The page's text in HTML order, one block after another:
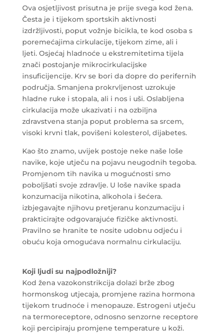
Ova osjetljivost prisutna je prije svega kod žena.
Česta je i tijekom sportskih aktivnosti
izdržljivosti, poput vožnje bicikla, te kod osoba s
poremećajima cirkulacije, tijekom zime, ali i
ljeti. Osjećaj hladnoće u ekstremitetima tijela
znači postojanje mikrocirkulacijske
insuficijencije. Krv se bori da dopre do perifernih
područja. Smanjena prokrvljenost uzrokuje
hladne ruke i stopala, ali i nos i uši. Oslabljena
cirkulacija može ukazivati i na ozbiljna
zdravstvena stanja poput problema sa srcem,
visoki krvni tlak, povišeni kolesterol, dijabetes.
Kao što znamo, uvijek postoje neke naše loše
navike, koje utječu na pojavu neugodnih tegoba.
Promjenom tih navika u mogućnosti smo
poboljšati svoje zdravlje. U loše navike spada
konzumacija nikotina, alkohola i šećera.
izbjegavajte njihovu pretjeranu konzumaciju i
prakticirajte odgovarajuće fizičke aktivnosti.
Pravilno se hranite te nosite udobnu odjeću i
obuću koja omogućava normalnu cirkulaciju.
Koji ljudi su najpodložniji?
Kod žena vazokonstrikcija dolazi brže zbog
hormonskog utjecaja, promjene razina hormona
tijekom trudnoće i menopauze. Estrogeni utječu
na termoreceptore, odnosno senzorne receptore
koji percipiraju promjene temperature u koži.